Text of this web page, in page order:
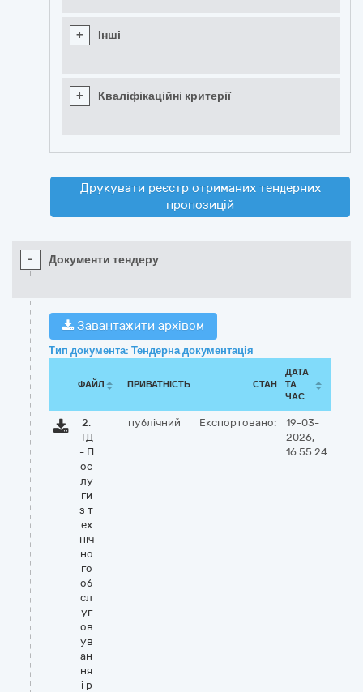
+ Інші
+ Кваліфікаційні критерії
Друкувати реєстр отриманих тендерних
пропозицій
- Документи тендеру
Завантажити архівом
Тип документа: Тендерна документація
ФАЙЛ ПРИВАТНІСТЬ СТАН
ДАТА
ТА
ЧАС
2.
ТД
- П
ос
лу
ги
з т
ех
ніч
но
го
об
сл
уг
ов
ув
ан
ня
і р
публічний Експортовано:
19-03-
2026,
16:55:24